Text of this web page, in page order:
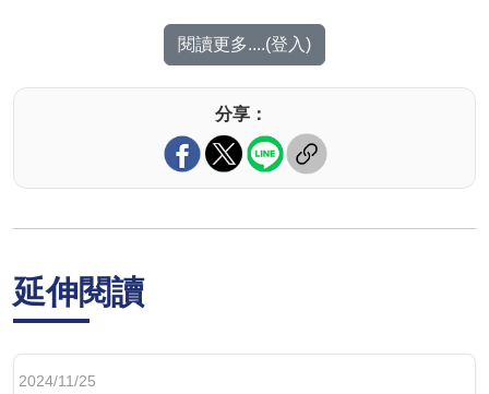
閱讀更多....(登入)
分享：
延伸閱讀
2024/11/25